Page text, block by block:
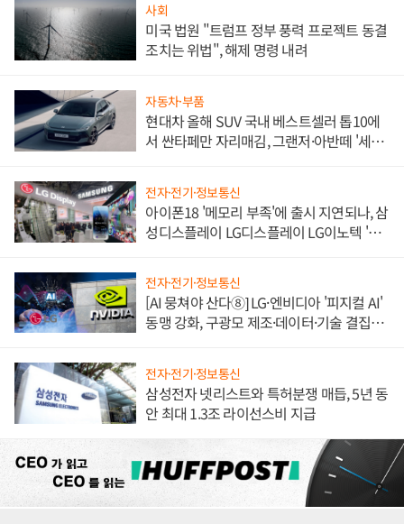
사회
미국 법원 "트럼프 정부 풍력 프로젝트 동결
조치는 위법", 해제 명령 내려
자동차·부품
현대차 올해 SUV 국내 베스트셀러 톱10에
서 싼타페만 자리매김, 그랜저·아반떼 '세단
전자·전기·정보통신
아이폰18 '메모리 부족'에 출시 지연되나, 삼
성디스플레이 LG디스플레이 LG이노텍 '탈
전자·전기·정보통신
[AI 뭉쳐야 산다⑧] LG·엔비디아 '피지컬 AI'
동맹 강화, 구광모 제조·데이터·기술 결집
전자·전기·정보통신
삼성전자 넷리스트와 특허분쟁 매듭, 5년 동
안 최대 1.3조 라이선스비 지급